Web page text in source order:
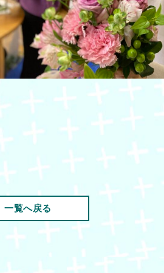
一覧へ戻る